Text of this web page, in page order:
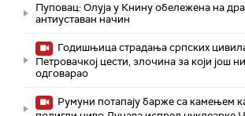
Пуповац: Олуја у Книну обележена на
антиуставан начин
Годишњица страдања српских
Петровачкој цести, злочина за који још
одговарао
Румуни потапају барже са камењем